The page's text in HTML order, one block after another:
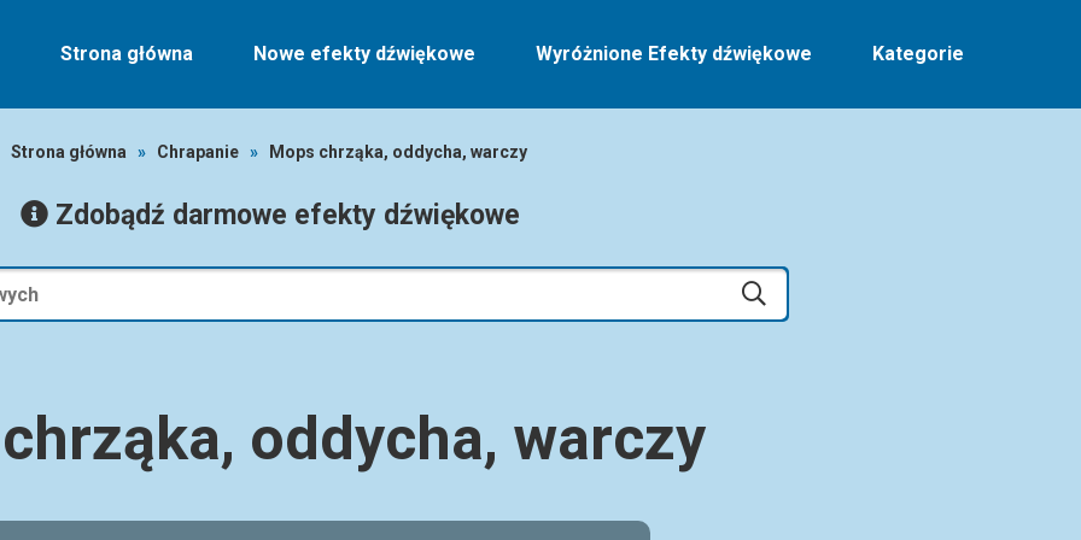
Strona główna Nowe efekty dźwiękowe Wyróżnione Efekty dźwiękowe Kategorie
Strona główna » Chrapanie » Mops chrząka, oddycha, warczy
Zdobądź darmowe efekty dźwiękowe
oddycha, warczy